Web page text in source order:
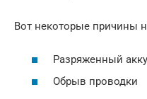
Вот некоторые причины
Разряженный
Обрыв проводки